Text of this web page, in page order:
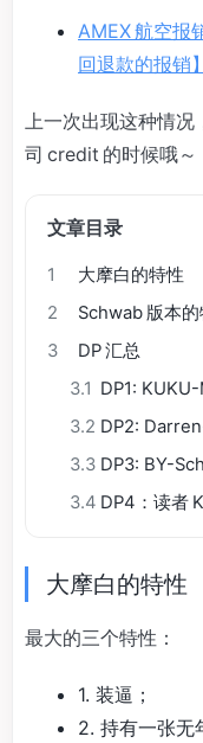
AMEX 航空报
回退款的报销】
上一次出现这种情况
司 credit 的时候哦～
文章目录
1
大摩白的特性
2
Schwab 版本的
3
DP 汇总
3.1 DP1: KUKU-
3.2 DP2:
3.3 DP3: BY-
3.4 DP4：读者
大摩白的特性
最大的三个特性：
1. 装逼；
2. 持有一张无